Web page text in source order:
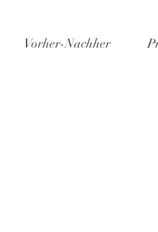
Vorher-Nachher